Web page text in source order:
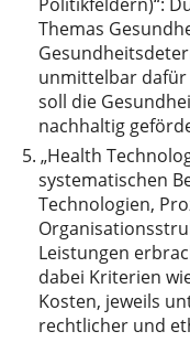
Politikfeldern)“:
Themas
unmittelbar dafür
soll die
nachhaltig
5. „Health
systematischen
Technologien,
Leistungen
dabei Kriterien
Kosten, jeweils
rechtlicher und